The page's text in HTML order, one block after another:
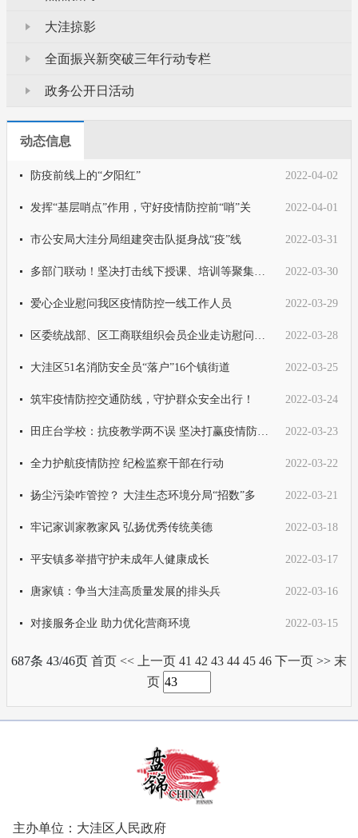
大洼掠影
全面振兴新突破三年行动专栏
政务公开日活动
动态信息
防疫前线上的“夕阳红” 2022-04-02
发挥“基层哨点”作用，守好疫情防控前“哨”关 2022-04-01
市公安局大洼分局组建突击队挺身战“疫”线 2022-03-31
2022-03-30
爱心企业慰问我区疫情防控一线工作人员 2022-03-29
2022-03-28
大洼区51名消防安全员“落户”16个镇街道 2022-03-25
筑牢疫情防控交通防线，守护群众安全出行！ 2022-03-24
2022-03-23
全力护航疫情防控 纪检监察干部在行动 2022-03-22
扬尘污染咋管控？ 大洼生态环境分局“招数”多 2022-03-21
牢记家训家教家风 弘扬优秀传统美德 2022-03-18
平安镇多举措守护未成年人健康成长 2022-03-17
唐家镇：争当大洼高质量发展的排头兵 2022-03-16
对接服务企业 助力优化营商环境 2022-03-15
687条 43/46页 首页 << 上一页 41 42 43 44 45 46 下一页 >> 末
页
主办单位：大洼区人民政府